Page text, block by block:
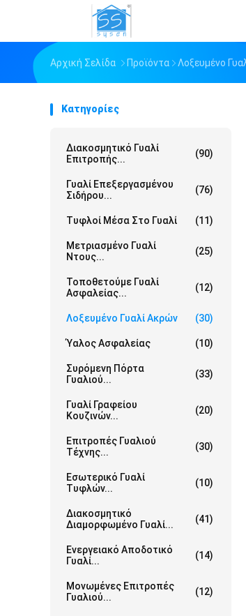
Αρχική Σελίδα Προϊόντα Λοξευμένο
Κατηγορίες
Διακοσμητικό Γυαλί
Επιτροπής...
(90)
Γυαλί Επεξεργασμένου
Σιδήρου...
(76)
Τυφλοί Μέσα Στο Γυαλί (11)
Μετριασμένο Γυαλί
Ντους...
(25)
Τοποθετούμε Γυαλί
Ασφαλείας...
(12)
Λοξευμένο Γυαλί Ακρών (30)
Ύαλος Ασφαλείας (10)
Συρόμενη Πόρτα
Γυαλιού...
(33)
Γυαλί Γραφείου
Κουζινών...
(20)
Επιτροπές Γυαλιού
Τέχνης...
(30)
Εσωτερικό Γυαλί
Τυφλών...
(10)
Διακοσμητικό
Διαμορφωμένο Γυαλί...
(41)
Ενεργειακό Αποδοτικό
Γυαλί...
(14)
Μονωμένες Επιτροπές
Γυαλιού...
(12)